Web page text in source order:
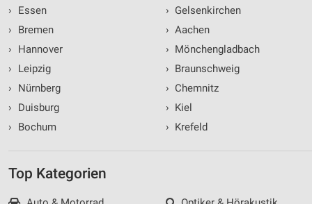
›
Essen
›
Bremen
›
Hannover
›
Leipzig
›
Nürnberg
›
Duisburg
›
Bochum
› Gelsenkirchen
› Aachen
› Mönchengladbach
› Braunschweig
› Chemnitz
› Kiel
› Krefeld
Top Kategorien